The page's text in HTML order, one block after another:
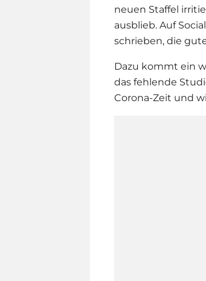
neuen Staffel
ausblieb. Auf
schrieben, die
Dazu kommt ein
das fehlende
Corona-Zeit und